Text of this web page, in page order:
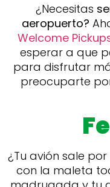
¿Necesitas
aeropuerto?
Welcome
esperar a que
para disfrutar
preocuparte
¿Tu avión sale
con la maleta